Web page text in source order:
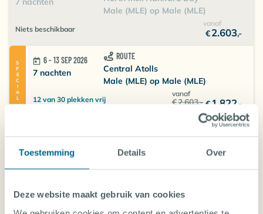
Toestemming Details Over
Deze website maakt gebruik van cookies
Male (MLE) op Male (MLE)
vanaf
€2.603,-
Niets beschikbaar
SPECIAL 6 - 13 SEP 2026
7 nachten
ROUTE
Central Atolls
Male (MLE) op Male (MLE)
vanaf
€1.822 ,-
€2.603,-
12 van 30 plekken vrij
SPECIAL
Male (MLE) op Male (MLE)
4 van 30 plekken vrij
ROUTE
North incl. Hanifaru Bay